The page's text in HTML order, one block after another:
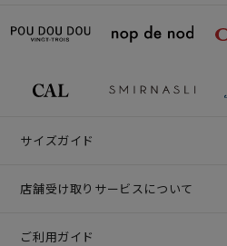
サイズガイド
店舗受け取りサービスについて
ご利用ガイド